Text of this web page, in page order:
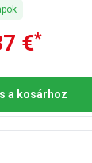
€*
a kosárhoz